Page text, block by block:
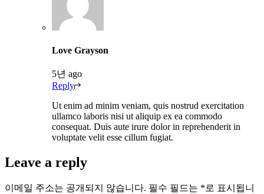
Love Grayson
5년 ago
Reply
Ut enim ad minim veniam, quis nostrud exercitation
ullamco laboris nisi ut aliquip ex ea commodo
consequat. Duis aute irure dolor in reprehenderit in
voluptate velit esse cillum fugiat.
Leave a reply
이메일 주소는 공개되지 않습니다. 필수 필드는 *로 표시됩니